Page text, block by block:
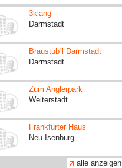
3klang
Darmstadt
Braustüb´l Darmstadt
Darmstadt
Zum Anglerpark
Weiterstadt
Frankfurter Haus
Neu-Isenburg
alle anzeigen